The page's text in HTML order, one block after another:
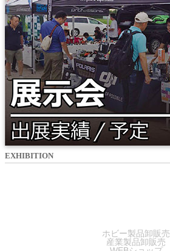
EXHIBITION
ホビー製品卸販売
産業製品卸販売